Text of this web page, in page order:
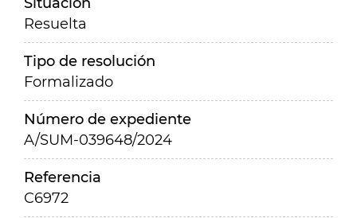
Resuelta
Tipo de resolución
Formalizado
Número de expediente
A/SUM-039648/2024
Referencia
C6972